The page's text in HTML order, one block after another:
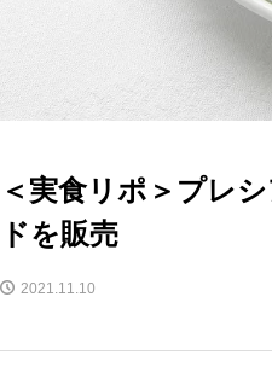
＜実食リポ＞プレ
ドを販売
2021.11.10